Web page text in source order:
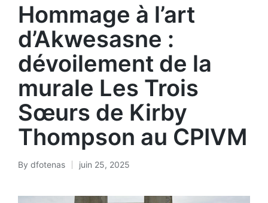
Hommage à l’art
d’Akwesasne :
dévoilement de la
murale Les Trois
Sœurs de Kirby
Thompson au CPIVM
By dfotenas juin 25, 2025